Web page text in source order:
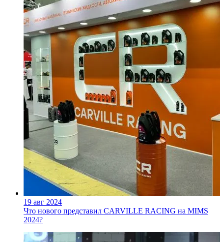
19 авг 2024
Что нового представил CARVILLE RACING на MIMS
2024?